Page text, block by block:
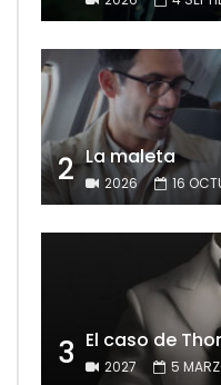
2 La maleta
2026 16
3 El caso de
2027 5